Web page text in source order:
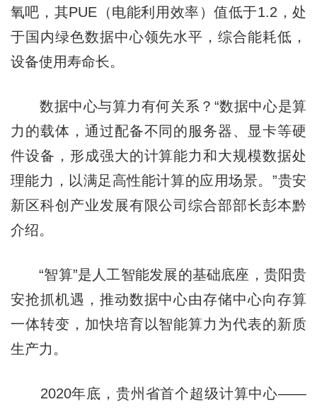
氧吧，其PUE（电能利用效率）值低于1.2，处
于国内绿色数据中心领先水平，综合能耗低，
设备使用寿命长。
数据中心与算力有何关系？“数据中心是算
力的载体，通过配备不同的服务器、显卡等硬
件设备，形成强大的计算能力和大规模数据处
理能力，以满足高性能计算的应用场景。”贵安
新区科创产业发展有限公司综合部部长彭本黔
介绍。
“智算”是人工智能发展的基础底座，贵阳贵
安抢抓机遇，推动数据中心由存储中心向存算
一体转变，加快培育以智能算力为代表的新质
生产力。
2020年底，贵州省首个超级计算中心——